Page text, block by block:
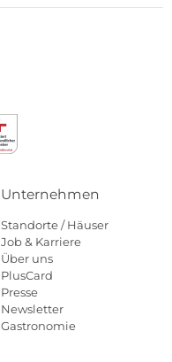
Unternehmen
Standorte / Häuser
Job & Karriere
Über uns
PlusCard
Presse
Newsletter
Gastronomie